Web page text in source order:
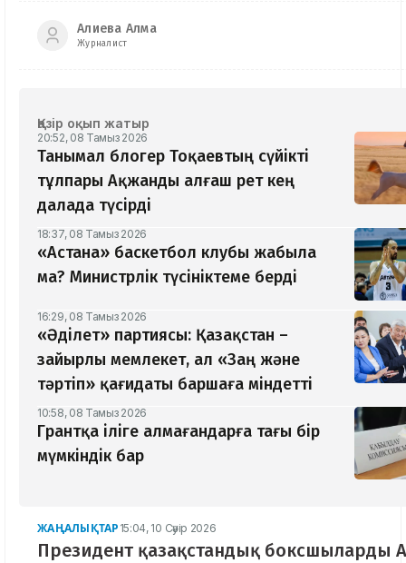
Алиева Алма
Журналист
Қазір оқып жатыр
20:52, 08 Тамыз 2026
Танымал блогер Тоқаевтың сүйікті
тұлпары Ақжанды алғаш рет кең
далада түсірді
18:37, 08 Тамыз 2026
«Астана» баскетбол клубы жабыла
ма? Министрлік түсініктеме берді
16:29, 08 Тамыз 2026
«Әділет» партиясы: Қазақстан –
зайырлы мемлекет, ал «Заң және
тәртіп» қағидаты баршаға міндетті
10:58, 08 Тамыз 2026
Грантқа іліге алмағандарға тағы бір
мүмкіндік бар
ЖАҢАЛЫҚТАР 15:04, 10 Сәуір 2026
Президент қазақстандық боксшыларды